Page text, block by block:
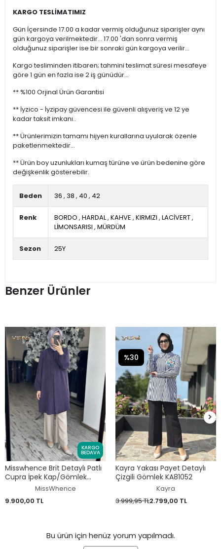
KARGO TESLİMATIMIZ
Gün İçersinde 17.00 a kadar vermiş olduğunuz siparişler aynı
gün kargoya verilmektedir... 17.00 'dan sonra vermiş
olduğunuz siparişler ise bir sonraki gün kargoya verilir...
Kargo tesliminden itibaren; tahmini teslimat süresi mesafeye
göre 1 gün en fazla ise 2 iş günüdür...
** %100 Orjinal Ürün Garantisi
** İyzico - İyzipay güvencesi ile güvenli alışveriş ve 12 ye
kadar taksit imkanı..
** Ürünlerimizin tamamı hijyen kurallarına uyularak özenle
paketlenmektedir...
** Ürün boy uzunlukları kumaş türüne ve ürün bedenine göre
değişkenlik gösterebilir.
Beden 36 , 38 , 40 , 42
Renk BORDO , HARDAL, KAHVE , KIRMIZI , LACİVERT,
LİMONSARISI , MÜRDÜM
Sezon 25Y
Benzer Ürünler
KARGO
BEDAVA
Misswhence Brit Detaylı Patlı
Cupra İpek Kap/Gömlek
MissWhence
9.900,00 TL
Kayra Yakası Payet Detaylı
Çizgili Gömlek KA81052
Kayra
3.999,95 TL2.799,00 TL
%30
Bu ürün için henüz yorum yapılmadı.